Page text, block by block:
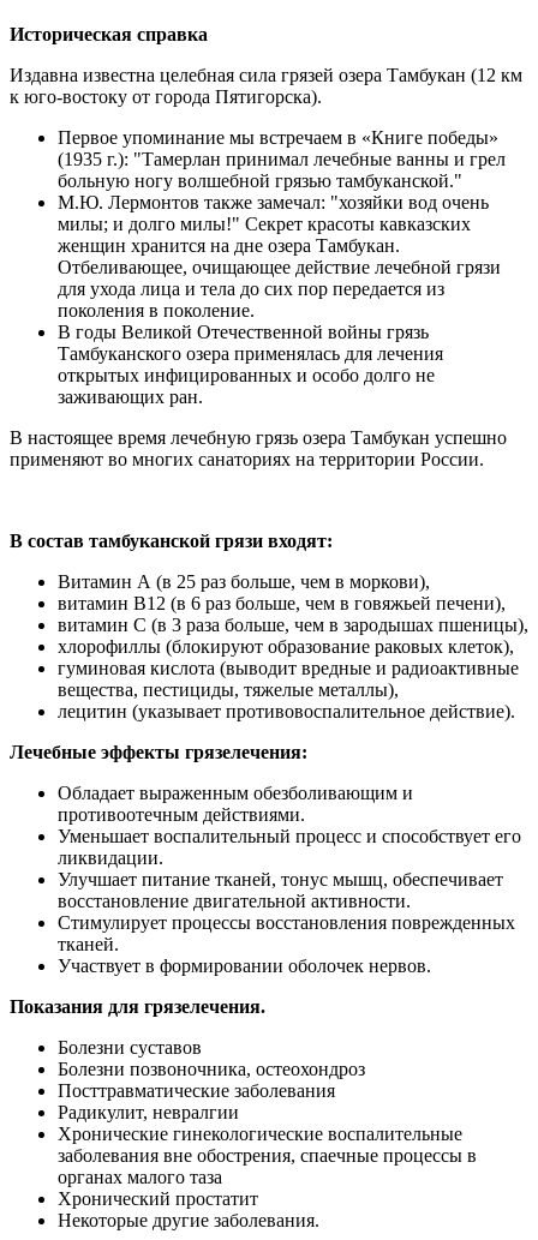
Историческая справка
Издавна известна целебная сила грязей озера Тамбукан (12 км
к юго-востоку от города Пятигорска).
Первое упоминание мы встречаем в «Книге победы»
(1935 г.): "Тамерлан принимал лечебные ванны и грел
больную ногу волшебной грязью тамбуканской."
М.Ю. Лермонтов также замечал: "хозяйки вод очень
милы; и долго милы!" Секрет красоты кавказских
женщин хранится на дне озера Тамбукан.
Отбеливающее, очищающее действие лечебной грязи
для ухода лица и тела до сих пор передается из
поколения в поколение.
В годы Великой Отечественной войны грязь
Тамбуканского озера применялась для лечения
открытых инфицированных и особо долго не
заживающих ран.
В настоящее время лечебную грязь озера Тамбукан успешно
применяют во многих санаториях на территории России.
В состав тамбуканской грязи входят:
Витамин А (в 25 раз больше, чем в моркови),
витамин В12 (в 6 раз больше, чем в говяжьей печени),
витамин С (в 3 раза больше, чем в зародышах пшеницы),
хлорофиллы (блокируют образование раковых клеток),
гуминовая кислота (выводит вредные и радиоактивные
вещества, пестициды, тяжелые металлы),
лецитин (указывает противовоспалительное действие).
Лечебные эффекты грязелечения:
Обладает выраженным обезболивающим и
противоотечным действиями.
Уменьшает воспалительный процесс и способствует его
ликвидации.
Улучшает питание тканей, тонус мышц, обеспечивает
восстановление двигательной активности.
Стимулирует процессы восстановления поврежденных
тканей.
Участвует в формировании оболочек нервов.
Показания для грязелечения.
Болезни суставов
Болезни позвоночника, остеохондроз
Посттравматические заболевания
Радикулит, невралгии
Хронические гинекологические воспалительные
заболевания вне обострения, спаечные процессы в
органах малого таза
Хронический простатит
Некоторые другие заболевания.